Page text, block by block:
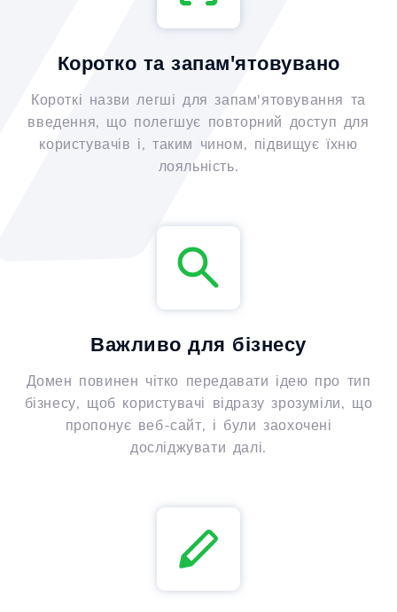
Коротко та запам'ятовувано
Короткі назви легші для запам'ятовування та
введення, що полегшує повторний доступ для
користувачів і, таким чином, підвищує їхню
лояльність.
Важливо для бізнесу
Домен повинен чітко передавати ідею про тип
бізнесу, щоб користувачі відразу зрозуміли, що
пропонує веб-сайт, і були заохочені
досліджувати далі.